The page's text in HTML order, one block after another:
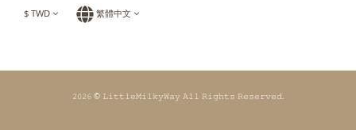
$ TWD 繁體中文
𝟸𝟶𝟸𝟼 © 𝙻𝚒𝚝𝚝𝚕𝚎𝙼𝚒𝚕𝚔𝚢𝚆𝚊𝚢 𝙰𝚕𝚕 𝚁𝚒𝚐𝚑𝚝𝚜 𝚁𝚎𝚜𝚎𝚛𝚟𝚎𝚍.